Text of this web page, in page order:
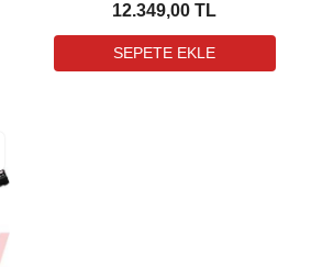
12.349,00 TL